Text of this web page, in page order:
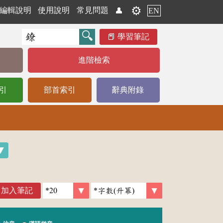
編輯說明 使用說明 常見問題 👤 ⚙️ EN
學習筆記
進階檢索
部首索引 辭典附錄
加入筆記